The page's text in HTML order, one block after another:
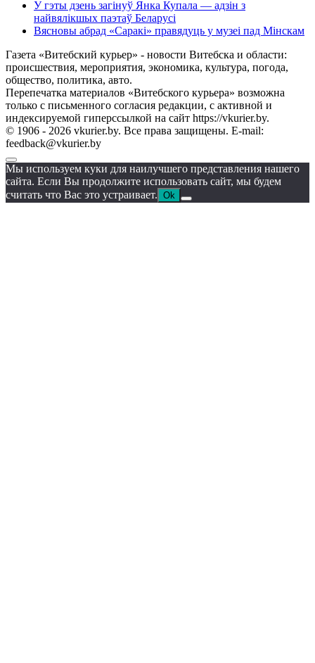
У гэты дзень загінуў Янка Купала — адзін з
найвялікшых паэтаў Беларусі
Вясновы абрад «Саракі» правядуць у музеі пад Мінскам
Газета «Витебский курьер» - новости Витебска и области:
происшествия, мероприятия, экономика, культура, погода,
общество, политика, авто.
Перепечатка материалов «Витебского курьера» возможна
только с письменного согласия редакции, с активной и
индексируемой гиперссылкой на сайт https://vkurier.by.
© 1906 - 2026 vkurier.by. Все права защищены. E-mail:
feedback@vkurier.by
Мы используем куки для наилучшего представления нашего
сайта. Если Вы продолжите использовать сайт, мы будем
считать что Вас это устраивает. Ok